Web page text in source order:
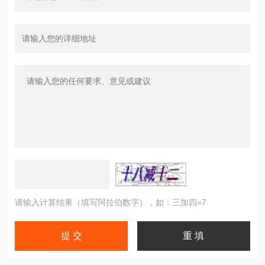
请输入计算结果（填写阿拉伯数字），如：三加四=7